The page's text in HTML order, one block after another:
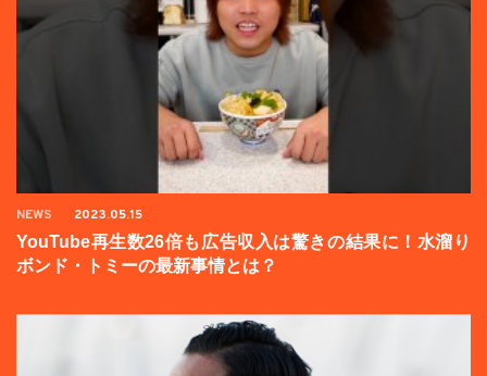
NEWS 2023.05.15
YouTube再生数26倍も広告収入は驚きの結果に！水溜り
ボンド・トミーの最新事情とは？